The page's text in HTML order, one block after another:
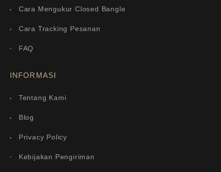
Cara Mengukur Closed Bangle
Cara Tracking Pesanan
FAQ
INFORMASI
Tentang Kami
Blog
Privacy Policy
Kebijakan Pengiriman